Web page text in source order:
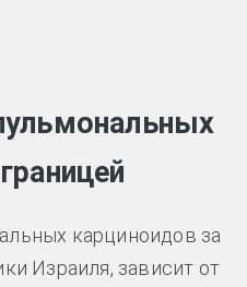
карциноидов за
Израиля, зависит от